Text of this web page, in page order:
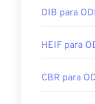
Use nosso
DIB para
HEIF para
CBR para